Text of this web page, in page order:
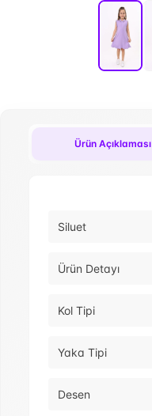
Ürün Açıklaması
Siluet
Ürün Detayı
Kol Tipi
Yaka Tipi
Desen